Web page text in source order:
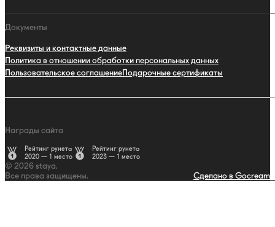
Документы
Реквизиты и контактные данные
Политика в отношении обработки персональных данных
Пользовательское соглашениеПодарочные сертификаты
Награды сайта
Рейтинг рунета
2020 — 1 место
Рейтинг рунета
2023 — 1 место
© 2026 staya.
Все права защищены.
Сделано в Gocream